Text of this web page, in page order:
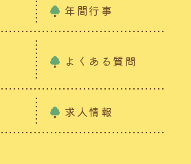
年間行事
よくある質問
求人情報